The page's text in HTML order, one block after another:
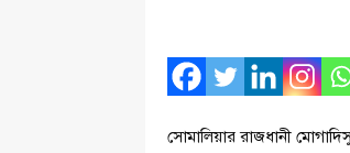
সোমালিয়ার রাজধানী